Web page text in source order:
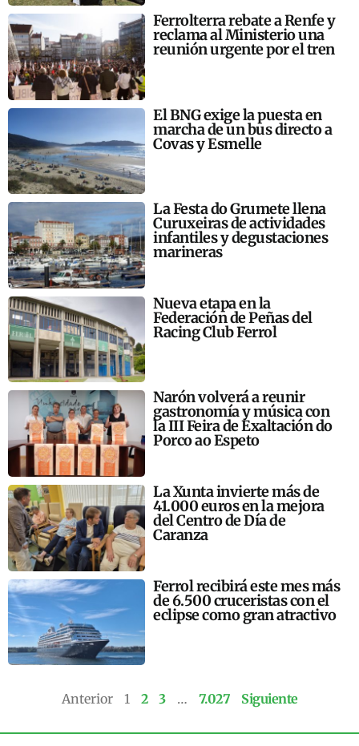
Ferrolterra rebate a Renfe y
reclama al Ministerio una
reunión urgente por el tren
El BNG exige la puesta en
marcha de un bus directo a
Covas y Esmelle
La Festa do Grumete llena
Curuxeiras de actividades
infantiles y degustaciones
marineras
Nueva etapa en la
Federación de Peñas del
Racing Club Ferrol
Narón volverá a reunir
gastronomía y música con
la III Feira de Exaltación do
Porco ao Espeto
La Xunta invierte más de
41.000 euros en la mejora
del Centro de Día de
Caranza
Ferrol recibirá este mes más
de 6.500 cruceristas con el
eclipse como gran atractivo
Anterior 1 2 3 … 7.027 Siguiente